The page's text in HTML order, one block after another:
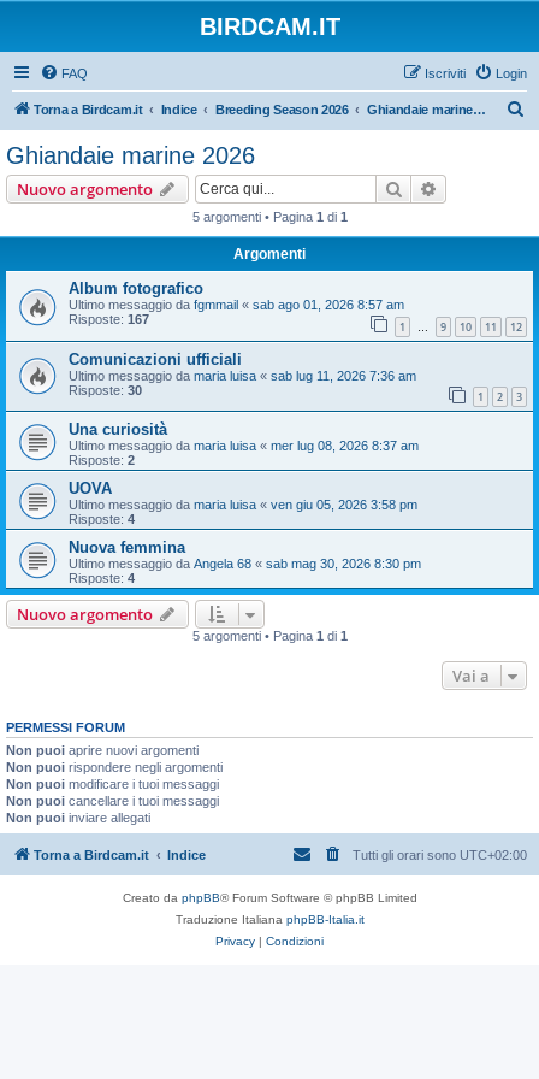
BIRDCAM.IT
FAQ Login
Iscriviti
Torna a Birdcam.it Indice Breeding Season 2026 Ghiandaie marine 2026
Ghiandaie marine 2026
Nuovo argomento Cerca
5 argomenti • Pagina 1 di 1
Argomenti
Album fotografico
Ultimo messaggio da fgmmail « sab ago 01, 2026 8:57 am
Risposte: 167 1 … 9 10 11 12
Comunicazioni ufficiali
Ultimo messaggio da maria luisa « sab lug 11, 2026 7:36 am
Risposte: 30 1 2 3
Una curiosità
Ultimo messaggio da maria luisa « mer lug 08, 2026 8:37 am
Risposte: 2
UOVA
Ultimo messaggio da maria luisa « ven giu 05, 2026 3:58 pm
Risposte: 4
Nuova femmina
Ultimo messaggio da Angela 68 « sab mag 30, 2026 8:30 pm
Risposte: 4
Nuovo argomento
5 argomenti • Pagina 1 di 1
Vai a
PERMESSI FORUM
Non puoi aprire nuovi argomenti
Non puoi rispondere negli argomenti
Non puoi modificare i tuoi messaggi
Non puoi cancellare i tuoi messaggi
Non puoi inviare allegati
Torna a Birdcam.it Indice Tutti gli orari sono UTC+02:00
Creato da phpBB® Forum Software © phpBB Limited
Traduzione Italiana phpBB-Italia.it
Privacy | Condizioni